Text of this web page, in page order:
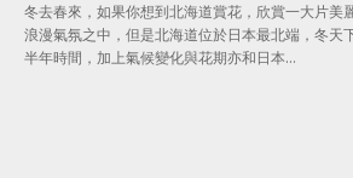
冬去春來，如果你想到北海道賞花，欣賞一大片美
浪漫氣氛之中，但是北海道位於日本最北端，冬天
半年時間，加上氣候變化與花期亦和日本…